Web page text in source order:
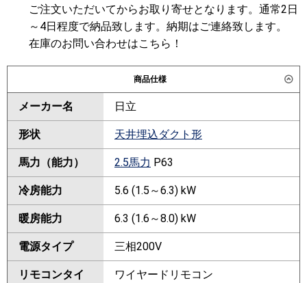
ご注文いただいてからお取り寄せとなります。通常2日
～4日程度で納品致します。納期はご連絡致します。
在庫のお問い合わせはこちら！
商品仕様
メーカー名 日立
形状 天井埋込ダクト形
馬力（能力） 2.5馬力 P63
冷房能力 5.6 (1.5～6.3) kW
暖房能力 6.3 (1.6～8.0) kW
電源タイプ 三相200V
リモコンタイ
ワイヤードリモコン